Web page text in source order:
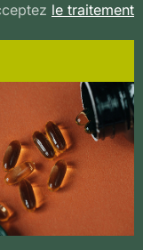
le traitement